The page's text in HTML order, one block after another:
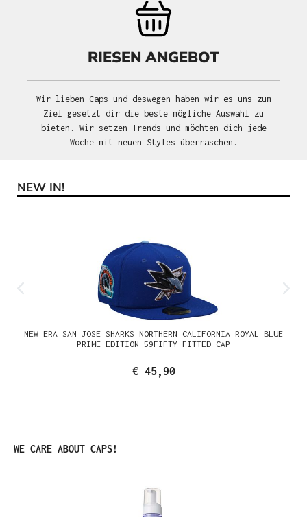
RIESEN ANGEBOT
Wir lieben Caps und deswegen haben wir es uns zum
Ziel gesetzt dir die beste mögliche Auswahl zu
bieten. Wir setzen Trends und möchten dich jede
Woche mit neuen Styles überraschen.
Produktgalerie überspringen
NEW IN!
NEW ERA SAN JOSE SHARKS NORTHERN CALIFORNIA ROYAL BLUE
PRIME EDITION 59FIFTY FITTED CAP
€ 45,90
Produktgalerie überspringen
WE CARE ABOUT CAPS!